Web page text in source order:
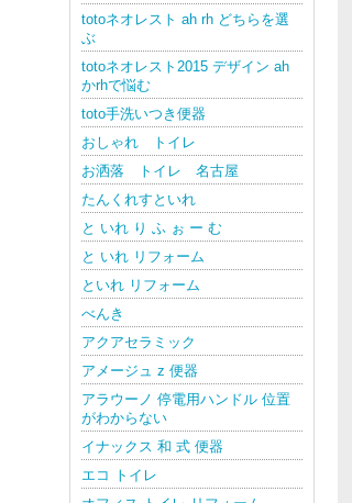
totoネオレスト ah rh どちらを選
ぶ
totoネオレスト2015 デザイン ah
かrhで悩む
toto手洗いつき便器
おしゃれ トイレ
お洒落 トイレ 名古屋
たんくれすといれ
と いれ り ふ ぉ ー む
と いれ リフォーム
といれ リフォーム
べんき
アクアセラミック
アメージュ z 便器
アラウーノ 停電用ハンドル 位置
がわからない
イナックス 和 式 便器
エコ トイレ